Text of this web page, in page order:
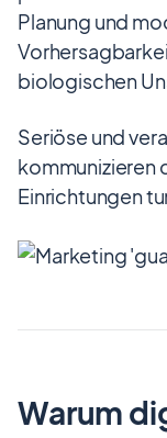
Planung und
biologischen
Seriöse und
kommunizieren
Einrichtungen
Warum